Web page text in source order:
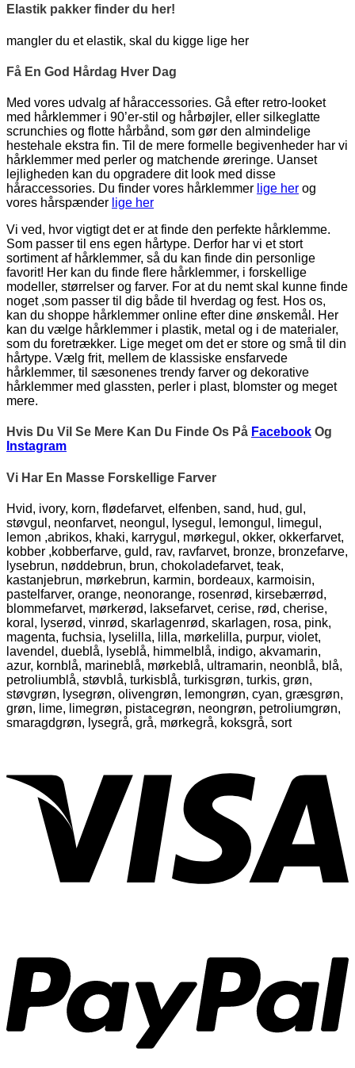
Elastik pakker finder du her!
mangler du et elastik, skal du kigge lige her
Få En God Hårdag Hver Dag
Med vores udvalg af håraccessories. Gå efter retro-looket
med hårklemmer i 90’er-stil og hårbøjler, eller silkeglatte
scrunchies og flotte hårbånd, som gør den almindelige
hestehale ekstra fin. Til de mere formelle begivenheder har vi
hårklemmer med perler og matchende øreringe. Uanset
lejligheden kan du opgradere dit look med disse
håraccessories. Du finder vores hårklemmer lige her og
vores hårspænder lige her
Vi ved, hvor vigtigt det er at finde den perfekte hårklemme.
Som passer til ens egen hårtype. Derfor har vi et stort
sortiment af hårklemmer, så du kan finde din personlige
favorit! Her kan du finde flere hårklemmer, i forskellige
modeller, størrelser og farver. For at du nemt skal kunne finde
noget ,som passer til dig både til hverdag og fest. Hos os,
kan du shoppe hårklemmer online efter dine ønskemål. Her
kan du vælge hårklemmer i plastik, metal og i de materialer,
som du foretrækker. Lige meget om det er store og små til din
hårtype. Vælg frit, mellem de klassiske ensfarvede
hårklemmer, til sæsonenes trendy farver og dekorative
hårklemmer med glassten, perler i plast, blomster og meget
mere.
Hvis Du Vil Se Mere Kan Du Finde Os På Facebook Og
Instagram
Vi Har En Masse Forskellige Farver
Hvid, ivory, korn, flødefarvet, elfenben, sand, hud, gul,
støvgul, neonfarvet, neongul, lysegul, lemongul, limegul,
lemon ,abrikos, khaki, karrygul, mørkegul, okker, okkerfarvet,
kobber ,kobberfarve, guld, rav, ravfarvet, bronze, bronzefarve,
lysebrun, nøddebrun, brun, chokoladefarvet, teak,
kastanjebrun, mørkebrun, karmin, bordeaux, karmoisin,
pastelfarver, orange, neonorange, rosenrød, kirsebærrød,
blommefarvet, mørkerød, laksefarvet, cerise, rød, cherise,
koral, lyserød, vinrød, skarlagenrød, skarlagen, rosa, pink,
magenta, fuchsia, lyselilla, lilla, mørkelilla, purpur, violet,
lavendel, dueblå, lyseblå, himmelblå, indigo, akvamarin,
azur, kornblå, marineblå, mørkeblå, ultramarin, neonblå, blå,
petroliumblå, støvblå, turkisblå, turkisgrøn, turkis, grøn,
støvgrøn, lysegrøn, olivengrøn, lemongrøn, cyan, græsgrøn,
grøn, lime, limegrøn, pistacegrøn, neongrøn, petroliumgrøn,
smaragdgrøn, lysegrå, grå, mørkegrå, koksgrå, sort